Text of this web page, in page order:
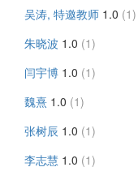
吴涛, 特邀教师 1.0 (1)
朱晓波 1.0 (1)
闫宇博 1.0 (1)
魏熹 1.0 (1)
张树辰 1.0 (1)
李志慧 1.0 (1)